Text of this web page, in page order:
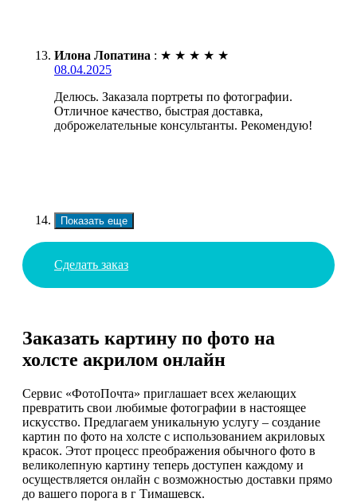
Илона Лопатина : ★ ★ ★ ★ ★
08.04.2025
Делюсь. Заказала портреты по фотографии.
Отличное качество, быстрая доставка,
доброжелательные консультанты. Рекомендую!
Показать еще
Сделать заказ
Заказать картину по фото на
холсте акрилом онлайн
Сервис «ФотоПочта» приглашает всех желающих
превратить свои любимые фотографии в настоящее
искусство. Предлагаем уникальную услугу – создание
картин по фото на холсте с использованием акриловых
красок. Этот процесс преображения обычного фото в
великолепную картину теперь доступен каждому и
осуществляется онлайн с возможностью доставки прямо
до вашего порога в г Тимашевск.